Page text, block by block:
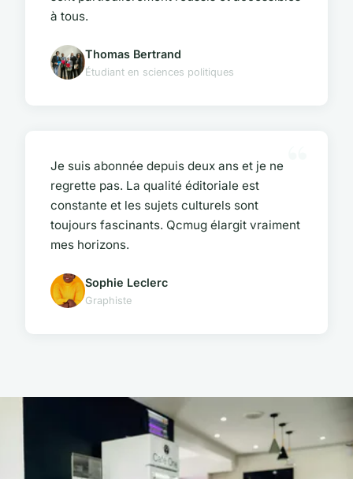
à tous.
Thomas Bertrand
Étudiant en sciences politiques
Je suis abonnée depuis deux ans et je ne
regrette pas. La qualité éditoriale est
constante et les sujets culturels sont
toujours fascinants. Qcmug élargit vraiment
mes horizons.
Sophie Leclerc
Graphiste